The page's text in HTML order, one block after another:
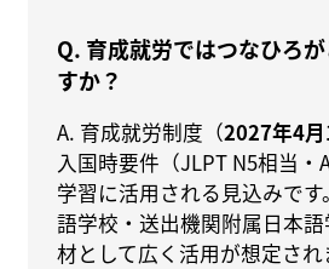
Q. 育成就労ではつなひろ
すか？
A. 育成就労制度（2027年4
入国時要件（JLPT N5相当・
学習に活用される見込みで
語学校・送出機関附属日本
材として広く活用が想定され